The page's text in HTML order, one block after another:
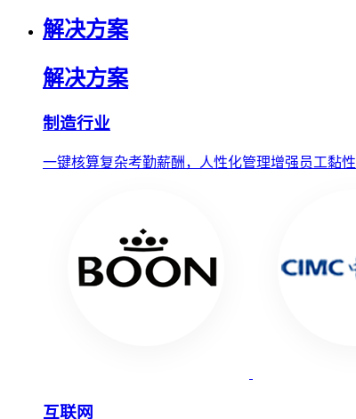
解决方案
解决方案
制造行业
一键核算复杂考勤薪酬，人性化管理增强员工黏性
互联网